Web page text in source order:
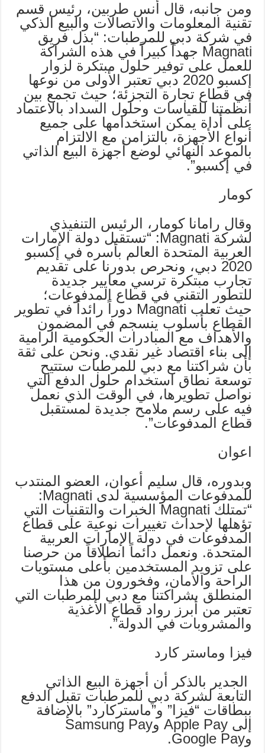
ومن جانبه، قال أنس طربين، رئيس قسم
تقنية المعلومات والاتصالات والبيع الذكي
في شركة دبي للمرطبات: “بذل فريق
Magnati جهداً كبيراً في هذه الشراكة
للعمل على توفير حلول مبتكرة لزوار
إكسبو 2020 دبي تعتبر الأولى من نوعها
في قطاع تجارة التجزئة؛ حيث تجمع بين
أنظمتنا للقياسات وحلول السداد بالاعتماد
على أداة يمكن استخدامها على جميع
أنواع الأجهزة، بالتزامن مع الالتزام
بالموعد النهائي لوضع أجهزة البيع الذاتي
في إكسبو”.
كومار
وقال رامانا كومار، الرئيس التنفيذي
لشركة Magnati: “تستقبل دولة الإمارات
العربية المتحدة العالم بأسره في إكسبو
2020 دبي، ونحرص بدورنا على تقديم
تجارب مبتكرة ترسي معايير جديدة
للتطور التقني في قطاع المدفوعات؛
حيث تعلب Magnati دوراً رائداً في تطوير
القطاع بأسلوب ينسجم في المضمون
والأهداف مع المبادرات الحكومية الرامية
إلى بناء اقتصاد غير نقدي. ونحن على ثقة
بأن شراكتنا مع دبي للمرطبات ستتيح
توسعة نطاق استخدام حلول الدفع التي
نواصل تطويرها، في الوقت الذي نعمل
فيه على رسم ملامح جديدة لمستقبل
قطاع المدفوعات”.
اعوان
وبدوره، قال سليم أعوان، العضو المنتدب
للمدفوعات المؤسسية لدى Magnati:
“تمتلك Magnati الخبرات والتقنيات التي
تؤهلها لإحداث تغييرات نوعية على قطاع
المدفوعات في دولة الإمارات العربية
المتحدة. ونعمل دائماً انطلاقاً من حرصنا
على تزويد المستخدمين بأعلى مستويات
الراحة والأمان، وفخورون من هذا
المنطلق بشراكتنا مع دبي للمرطبات التي
تعتبر من أبرز رواد قطاع الأغذية
والمشروبات في الدولة”.
فيزا وماستر كارد
الجدير بالذكر أن أجهزة البيع الذاتي
التابعة لشركة دبي للمرطبات تقبل الدفع
ببطاقات “فيزا” و”ماستركارد” بالإضافة
إلى Apple Pay وSamsung Pay
وGoogle Pay.